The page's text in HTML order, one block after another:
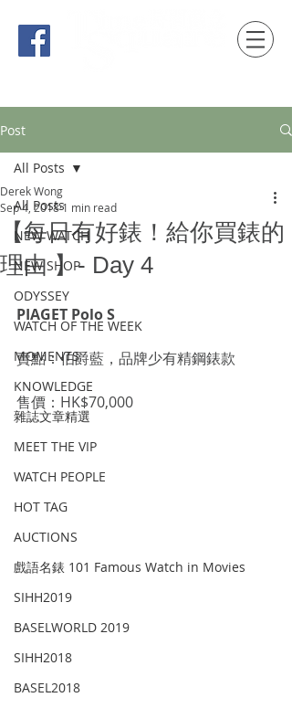
Post
All Posts
NEW WATCH
NEW SHOP
ODYSSEY
WATCH OF THE WEEK
MOMENTS
KNOWLEDGE
雜誌文章精選
MEET THE VIP
WATCH PEOPLE
HOT TAG
AUCTIONS
戲語名錶 101 Famous Watch in Movies
SIHH2019
BASELWORLD 2019
SIHH2018
BASEL2018
All Posts
【每日有好錶！給你買錶的
理由 】- Day 4
Derek Wong
Sep 4, 20181 min read
PIAGET Polo S
賣點：伯爵藍，品牌少有精鋼錶款
售價：HK$70,000